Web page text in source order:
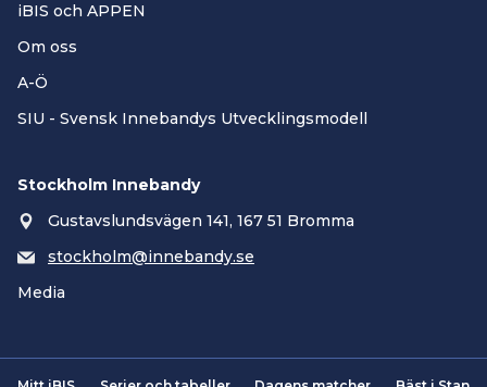
iBIS och APPEN
Om oss
A-Ö
SIU - Svensk Innebandys Utvecklingsmodell
Stockholm Innebandy
Gustavslundsvägen 141, 167 51 Bromma
stockholm@innebandy.se
Media